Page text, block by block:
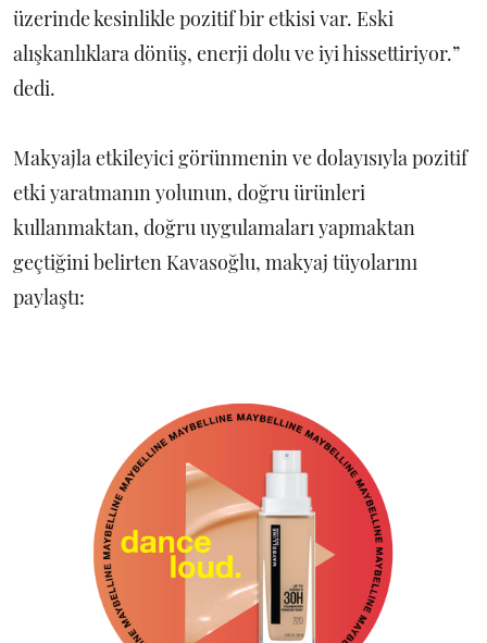
üzerinde kesinlikle pozitif bir etkisi var. Eski
alışkanlıklara dönüş, enerji dolu ve iyi hissettiriyor.”
dedi.
Makyajla etkileyici görünmenin ve dolayısıyla pozitif
etki yaratmanın yolunun, doğru ürünleri
kullanmaktan, doğru uygulamaları yapmaktan
geçtiğini belirten Kavasoğlu, makyaj tüyolarını
paylaştı: